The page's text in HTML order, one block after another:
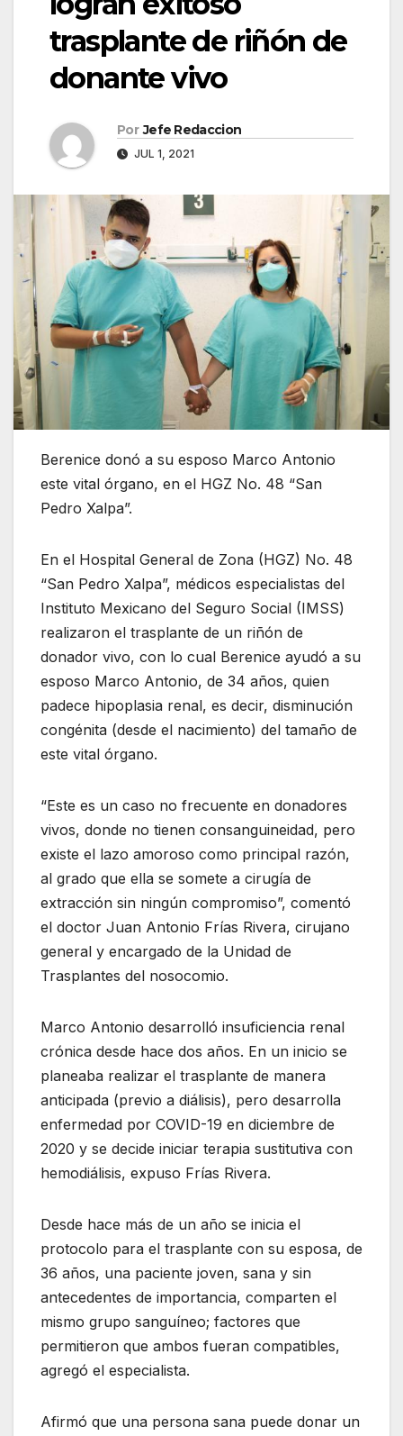
trasplante de riñón de
donante vivo
Por Jefe Redaccion
JUL 1, 2021
Berenice donó a su esposo Marco Antonio
este vital órgano, en el HGZ No. 48 “San
Pedro Xalpa”.
En el Hospital General de Zona (HGZ) No. 48
“San Pedro Xalpa”, médicos especialistas del
Instituto Mexicano del Seguro Social (IMSS)
realizaron el trasplante de un riñón de
donador vivo, con lo cual Berenice ayudó a su
esposo Marco Antonio, de 34 años, quien
padece hipoplasia renal, es decir, disminución
congénita (desde el nacimiento) del tamaño de
este vital órgano.
“Este es un caso no frecuente en donadores
vivos, donde no tienen consanguineidad, pero
existe el lazo amoroso como principal razón,
al grado que ella se somete a cirugía de
extracción sin ningún compromiso”, comentó
el doctor Juan Antonio Frías Rivera, cirujano
general y encargado de la Unidad de
Trasplantes del nosocomio.
Marco Antonio desarrolló insuficiencia renal
crónica desde hace dos años. En un inicio se
planeaba realizar el trasplante de manera
anticipada (previo a diálisis), pero desarrolla
enfermedad por COVID-19 en diciembre de
2020 y se decide iniciar terapia sustitutiva con
hemodiálisis, expuso Frías Rivera.
Desde hace más de un año se inicia el
protocolo para el trasplante con su esposa, de
36 años, una paciente joven, sana y sin
antecedentes de importancia, comparten el
mismo grupo sanguíneo; factores que
permitieron que ambos fueran compatibles,
agregó el especialista.
Afirmó que una persona sana puede donar un